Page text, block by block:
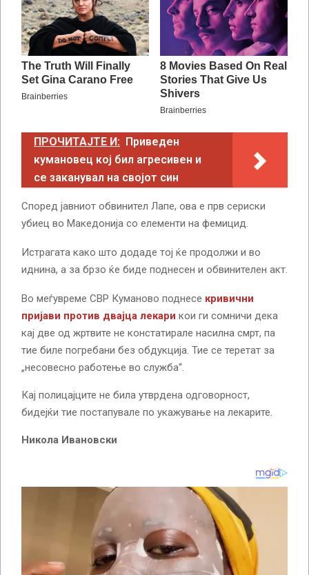
ПРОЧИТАЈТЕ И: Приведен
кумановец кој бил агресивен и
се заканувал на својот син
Според јавниот обвинител Лапе, ова е прв сериски
убиец во Македонија со елементи на фемицид.
Истрагата како што додаде тој ќе продолжи и во
иднина, а за брзо ќе биде поднесен и обвинителен акт.
Во меѓувреме СВР Куманово поднесе кривични
пријави против двајца лекари кои ги сомничи дека
кај две од жртвите не констатирале насилна смрт, па
тие биле погребани без обдукција. Тие се теретат за
„несовесно работење во служба“.
Кај полицајците не била утврдена одговорност,
бидејќи тие постапувале по укажување на лекарите.
Никола Ивановски